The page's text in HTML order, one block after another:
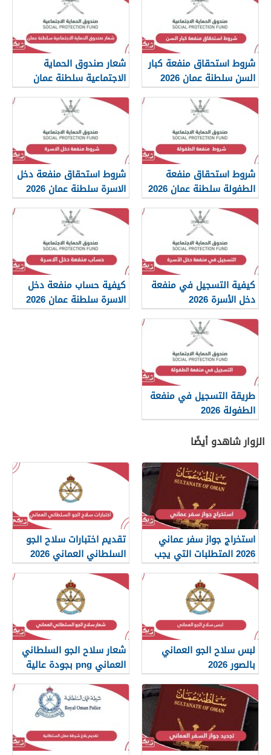
شروط استحقاق منفعة كبار
السن سلطنة عمان 2026
شعار صندوق الحماية
الاجتماعية سلطنة عمان
2026
شروط استحقاق منفعة
الطفولة سلطنة عمان 2026
شروط استحقاق منفعة دخل
الاسرة سلطنة عمان 2026
كيفية التسجيل في منفعة
دخل الأسرة 2026
كيفية حساب منفعة دخل
الاسرة سلطنة عمان 2026
طريقة التسجيل في منفعة
الطفولة 2026
الزوار شاهدو أيضًا
استخراج جواز سفر عماني
2026 المتطلبات التي يجب
أن تعرفها
تقديم اختبارات سلاح الجو
السلطاني العماني 2026
لبس سلاح الجو العماني
بالصور 2026
شعار سلاح الجو السلطاني
العماني png بجودة عالية
2026